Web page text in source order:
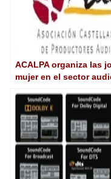
ACALPA organiza las
mujer en el sector